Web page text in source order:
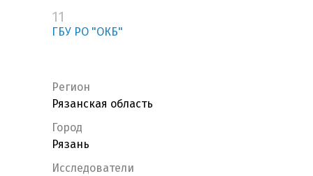
11
ГБУ РО "ОКБ"
Регион
Рязанская область
Город
Рязань
Исследователи